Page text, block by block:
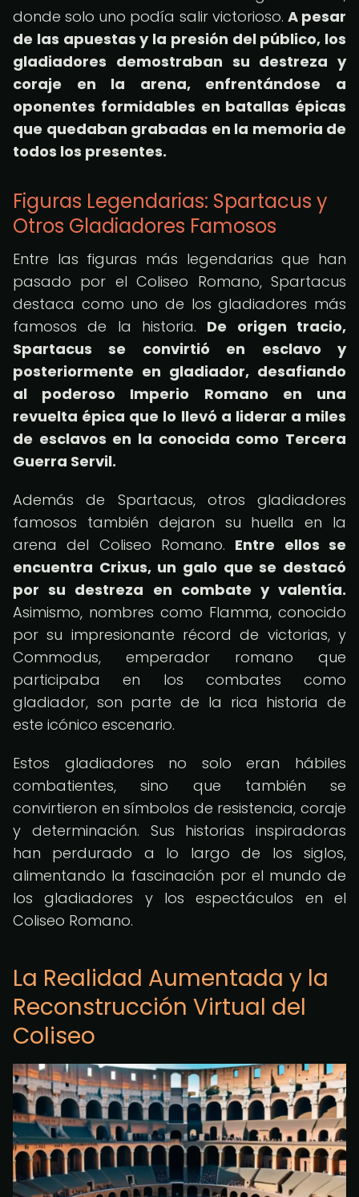
donde solo uno podía salir victorioso. A pesar
de las apuestas y la presión del público, los
gladiadores demostraban su destreza y
coraje en la arena, enfrentándose a
oponentes formidables en batallas épicas
que quedaban grabadas en la memoria de
todos los presentes.
Figuras Legendarias: Spartacus y
Otros Gladiadores Famosos
Entre las figuras más legendarias que han
pasado por el Coliseo Romano, Spartacus
destaca como uno de los gladiadores más
famosos de la historia. De origen tracio,
Spartacus se convirtió en esclavo y
posteriormente en gladiador, desafiando
al poderoso Imperio Romano en una
revuelta épica que lo llevó a liderar a miles
de esclavos en la conocida como Tercera
Guerra Servil.
Además de Spartacus, otros gladiadores
famosos también dejaron su huella en la
arena del Coliseo Romano. Entre ellos se
encuentra Crixus, un galo que se destacó
por su destreza en combate y valentía.
Asimismo, nombres como Flamma, conocido
por su impresionante récord de victorias, y
Commodus, emperador romano que
participaba en los combates como
gladiador, son parte de la rica historia de
este icónico escenario.
Estos gladiadores no solo eran hábiles
combatientes, sino que también se
convirtieron en símbolos de resistencia, coraje
y determinación. Sus historias inspiradoras
han perdurado a lo largo de los siglos,
alimentando la fascinación por el mundo de
los gladiadores y los espectáculos en el
Coliseo Romano.
La Realidad Aumentada y la
Reconstrucción Virtual del
Coliseo